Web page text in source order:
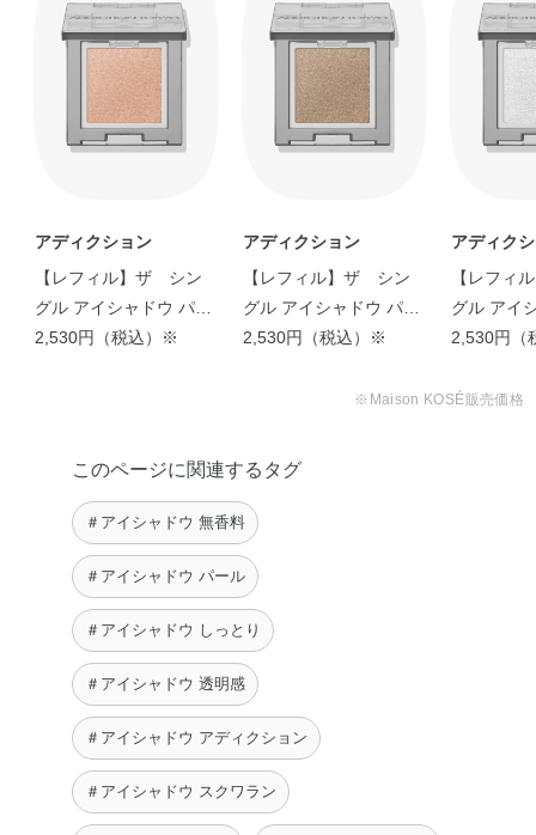
【アディクション アイシ
ャドウ60色スウ …
【全60色の圧巻のカラー
バリエーションア …
urara
アディクション
【レフィル】ザ シン
グル アイシャドウ パー
ル
2,530円（税込）※
アディクション
【レフィル】ザ シン
グル アイシャドウ パー
ル
2,530円（税込）※
アディク
【レフィ
グル アイ
ル
2,530円（
※Maison KOSÉ販売価格
このページに関連するタグ
＃アイシャドウ 無香料
＃アイシャドウ パール
＃アイシャドウ しっとり
＃アイシャドウ 透明感
＃アイシャドウ アディクション
＃アイシャドウ スクワラン